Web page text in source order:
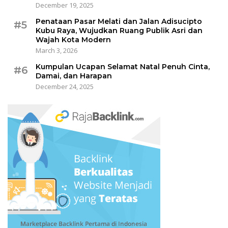
December 19, 2025
#5
Penataan Pasar Melati dan Jalan Adisucipto
Kubu Raya, Wujudkan Ruang Publik Asri dan
Wajah Kota Modern
March 3, 2026
#6
Kumpulan Ucapan Selamat Natal Penuh Cinta,
Damai, dan Harapan
December 24, 2025